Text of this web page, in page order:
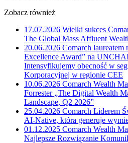
Zobacz również
17.07.2026 Wielki sukces
The Global Mass Affluent
20.06.2026 Comarch laureatem
Excellence Award” na
Intensyfikujemy obecność w
Korporacyjnej w regionie CEE
10.06.2026 Comarch Wealth
Forrester „The Digital Wealth
Landscape, Q2 2026”
25.04.2026 Comarch Liderem
AI-Native, która generuje
01.12.2025 Comarch Wealth
Najlepsze Rozwiązanie